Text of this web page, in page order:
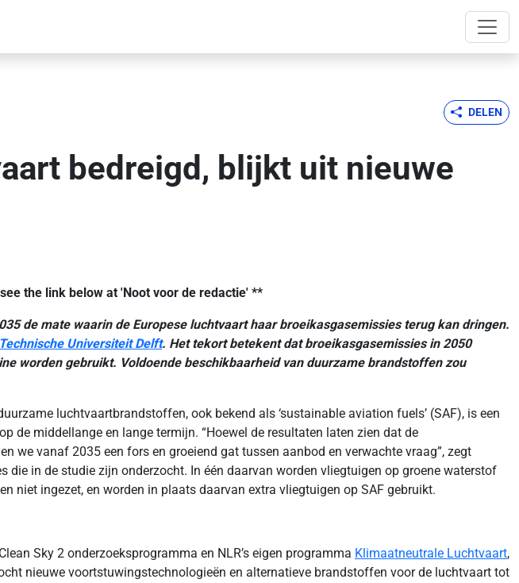
DELEN
bedreigd, blijkt uit nieuwe
the link below at 'Noot voor de redactie' **
de mate waarin de Europese luchtvaart haar broeikasgasemissies terug kan dringen.
Universiteit Delft. Het tekort betekent dat broeikasgasemissies in 2050
worden gebruikt. Voldoende beschikbaarheid van duurzame brandstoffen zou
luchtvaartbrandstoffen, ook bekend als ‘sustainable aviation fuels’ (SAF), is een
de middellange en lange termijn. “Hoewel de resultaten laten zien dat de
we vanaf 2035 een fors en groeiend gat tussen aanbod en verwachte vraag”, zegt
in de studie zijn onderzocht. In één daarvan worden vliegtuigen op groene waterstof
niet ingezet, en worden in plaats daarvan extra vliegtuigen op SAF gebruikt.
Sky 2 onderzoeksprogramma en NLR’s eigen programma Klimaatneutrale Luchtvaart,
nieuwe voortstuwingstechnologieën en alternatieve brandstoffen voor de luchtvaart tot